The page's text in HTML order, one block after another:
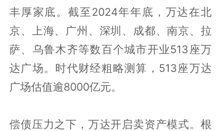
丰厚家底。截至2024年年底，万达在北
京、上海、广州、深圳、成都、南京、拉
萨、乌鲁木齐等数百个城市开业513座万
达广场。时代财经粗略测算，513座万达
广场估值逾8000亿元。
偿债压力之下，万达开启卖资产模式。根